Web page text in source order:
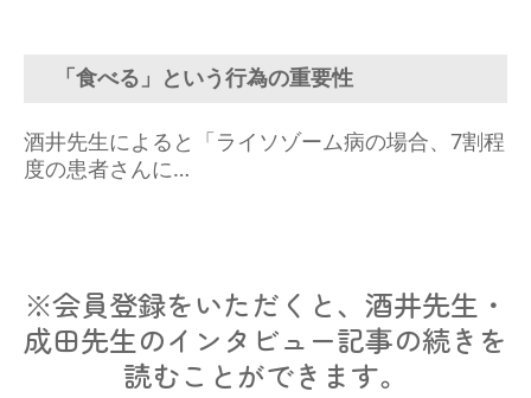
「食べる」という行為の重要性
酒井先生によると「ライソゾーム病の場合、7割程
度の患者さんに…
※会員登録をいただくと、酒井先生・
成田先生のインタビュー記事の続きを
読むことができます。